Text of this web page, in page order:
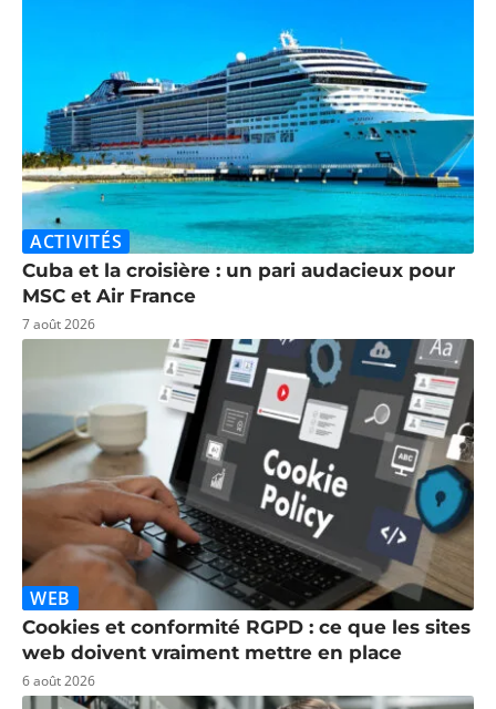
ACTIVITÉS
Cuba et la croisière : un pari audacieux pour
MSC et Air France
7 août 2026
WEB
Cookies et conformité RGPD : ce que les sites
web doivent vraiment mettre en place
6 août 2026